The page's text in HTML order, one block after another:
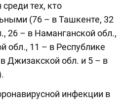
тех, кто
(76 – в Ташкенте, 32
26 – в Наманганской обл.,
обл., 11 – в Республике
Джизакской обл. и 5 – в
инфекции в